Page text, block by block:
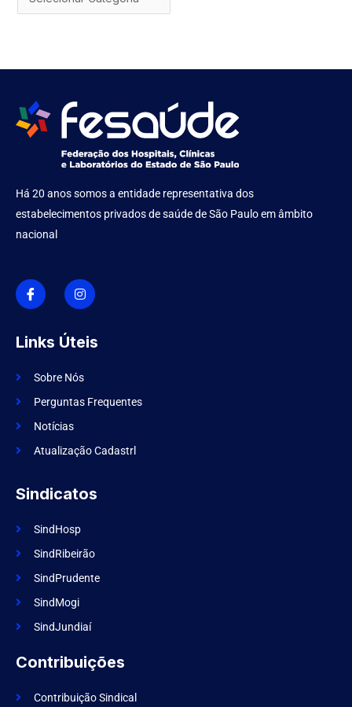
Há 20 anos somos a entidade representativa dos
estabelecimentos privados de saúde de São Paulo em âmbito
nacional
I
c
o
n
f
a
e
o
k
I
n
s
t
g
r
m
Links Úteis
Sobre Nós
Perguntas Frequentes
Notícias
Atualização Cadastrl
Sindicatos
SindHosp
SindRibeirão
SindPrudente
SindMogi
SindJundiaí
Contribuições
Contribuição Sindical